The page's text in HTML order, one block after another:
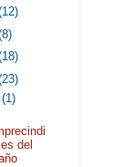
(1)
del